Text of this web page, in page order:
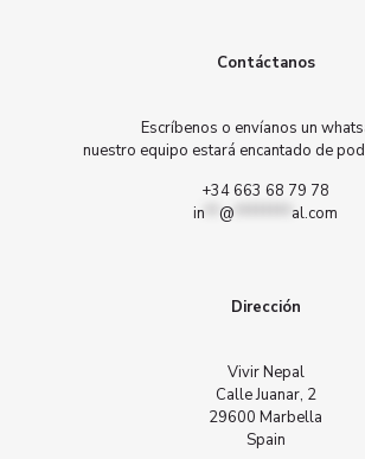
Contáctanos
Escríbenos o envíanos un
nuestro equipo estará encantado de
+34 663 68 79 78
in
@ al.com
Dirección
Vivir Nepal
Calle Juanar, 2
29600 Marbella
Spain